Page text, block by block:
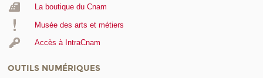
La boutique du Cnam
Musée des arts et métiers
Accès à IntraCnam
OUTILS NUMÉRIQUES